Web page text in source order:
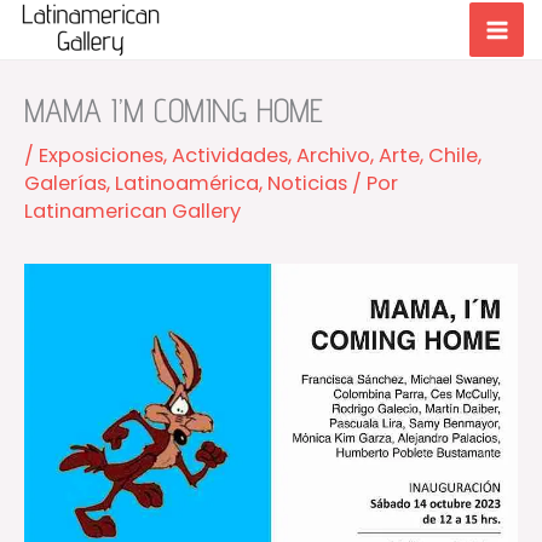
MAMA I’M COMING HOME
/ Exposiciones,Actividades,Archivo,Arte, Chile,
Galerías, Latinoamérica, Noticias / Por
Latinamerican Gallery